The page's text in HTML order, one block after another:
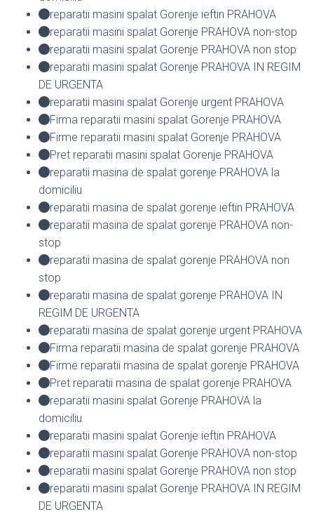
reparatii masini spalat Gorenje ieftin PRAHOVA
reparatii masini spalat Gorenje PRAHOVA non-stop
reparatii masini spalat Gorenje PRAHOVA non stop
reparatii masini spalat Gorenje PRAHOVA IN REGIM
DE URGENTA
reparatii masini spalat Gorenje urgent PRAHOVA
Firma reparatii masini spalat Gorenje PRAHOVA
Firme reparatii masini spalat Gorenje PRAHOVA
Pret reparatii masini spalat Gorenje PRAHOVA
reparatii masina de spalat gorenje PRAHOVA la
domiciliu
reparatii masina de spalat gorenje ieftin PRAHOVA
reparatii masina de spalat gorenje PRAHOVA non-
stop
reparatii masina de spalat gorenje PRAHOVA non
stop
reparatii masina de spalat gorenje PRAHOVA IN
REGIM DE URGENTA
reparatii masina de spalat gorenje urgent PRAHOVA
Firma reparatii masina de spalat gorenje PRAHOVA
Firme reparatii masina de spalat gorenje PRAHOVA
Pret reparatii masina de spalat gorenje PRAHOVA
reparatii masini spalat Gorenje PRAHOVA la
domiciliu
reparatii masini spalat Gorenje ieftin PRAHOVA
reparatii masini spalat Gorenje PRAHOVA non-stop
reparatii masini spalat Gorenje PRAHOVA non stop
reparatii masini spalat Gorenje PRAHOVA IN REGIM
DE URGENTA